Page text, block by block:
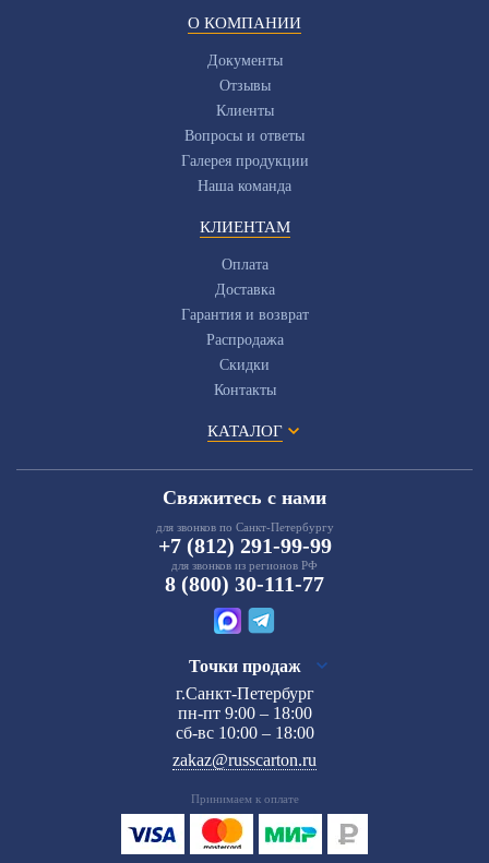
О КОМПАНИИ
Документы
Отзывы
Клиенты
Вопросы и ответы
Галерея продукции
Наша команда
КЛИЕНТАМ
Оплата
Доставка
Гарантия и возврат
Распродажа
Скидки
Контакты
КАТАЛОГ
Свяжитесь с нами
для звонков по Санкт-Петербургу
+7 (812) 291-99-99
для звонков из регионов РФ
8 (800) 30-111-77
Точки продаж
г.Санкт-Петербург
пн-пт 9:00 – 18:00
сб-вс 10:00 – 18:00
zakaz@russcarton.ru
Принимаем к оплате